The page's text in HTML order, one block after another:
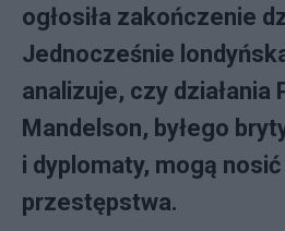
ogłosiła zakończenie
Jednocześnie
analizuje, czy działania
Mandelson, byłego
i dyplomaty, mogą
przestępstwa.